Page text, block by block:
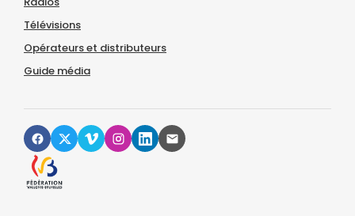
Télévisions
Opérateurs et distributeurs
Guide média